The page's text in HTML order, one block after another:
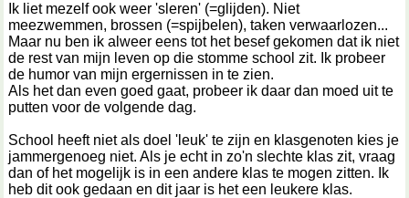
Ik liet mezelf ook weer 'sleren' (=glijden). Niet
meezwemmen, brossen (=spijbelen), taken verwaarlozen...
Maar nu ben ik alweer eens tot het besef gekomen dat ik niet
de rest van mijn leven op die stomme school zit. Ik probeer
de humor van mijn ergernissen in te zien.
Als het dan even goed gaat, probeer ik daar dan moed uit te
putten voor de volgende dag.
School heeft niet als doel 'leuk' te zijn en klasgenoten kies je
jammergenoeg niet. Als je echt in zo'n slechte klas zit, vraag
dan of het mogelijk is in een andere klas te mogen zitten. Ik
heb dit ook gedaan en dit jaar is het een leukere klas.